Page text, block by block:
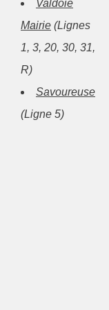
Valdoie
Mairie (Lignes
1, 3, 20, 30, 31,
R)
Savoureuse
(Ligne 5)